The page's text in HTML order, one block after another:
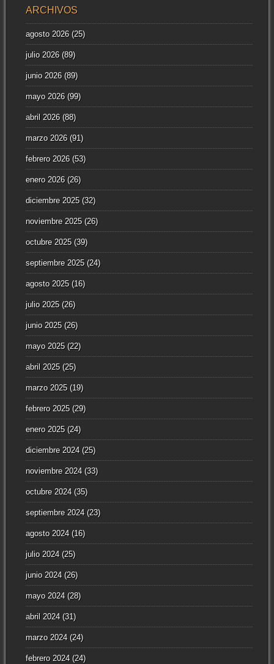
ARCHIVOS
agosto 2026(25)
julio 2026(89)
junio 2026(89)
mayo 2026(99)
abril 2026(88)
marzo 2026(91)
febrero 2026(53)
enero 2026(26)
diciembre 2025(32)
noviembre 2025(26)
octubre 2025(39)
septiembre 2025(24)
agosto 2025(16)
julio 2025(26)
junio 2025(26)
mayo 2025(22)
abril 2025(25)
marzo 2025(19)
febrero 2025(29)
enero 2025(24)
diciembre 2024(25)
noviembre 2024(33)
octubre 2024(35)
septiembre 2024(23)
agosto 2024(16)
julio 2024(25)
junio 2024(26)
mayo 2024(28)
abril 2024(31)
marzo 2024(24)
febrero 2024(24)